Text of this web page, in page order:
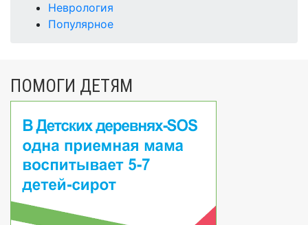
Неврология
Популярное
ПОМОГИ ДЕТЯМ